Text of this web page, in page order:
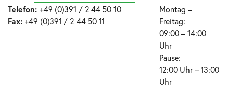
Telefon: +49 (0)391 / 2 44 50 10
Fax: +49 (0)391 / 2 44 50 11
Montag –
Freitag:
09:00 – 14:00
Uhr
Pause:
12:00 Uhr – 13:00
Uhr